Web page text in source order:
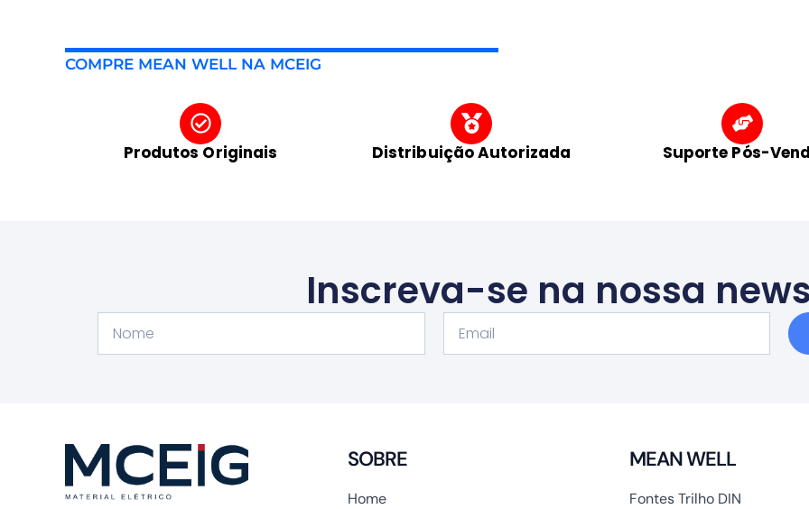
COMPRE MEAN WELL NA MCEIG
Produtos Originais Distribuição Autorizada Suporte Pós-
Inscreva-se na nossa
SOBRE
Home
MEAN WELL
Fontes Trilho DIN